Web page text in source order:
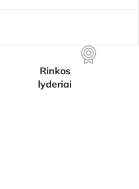
Rinkos
lyderiai